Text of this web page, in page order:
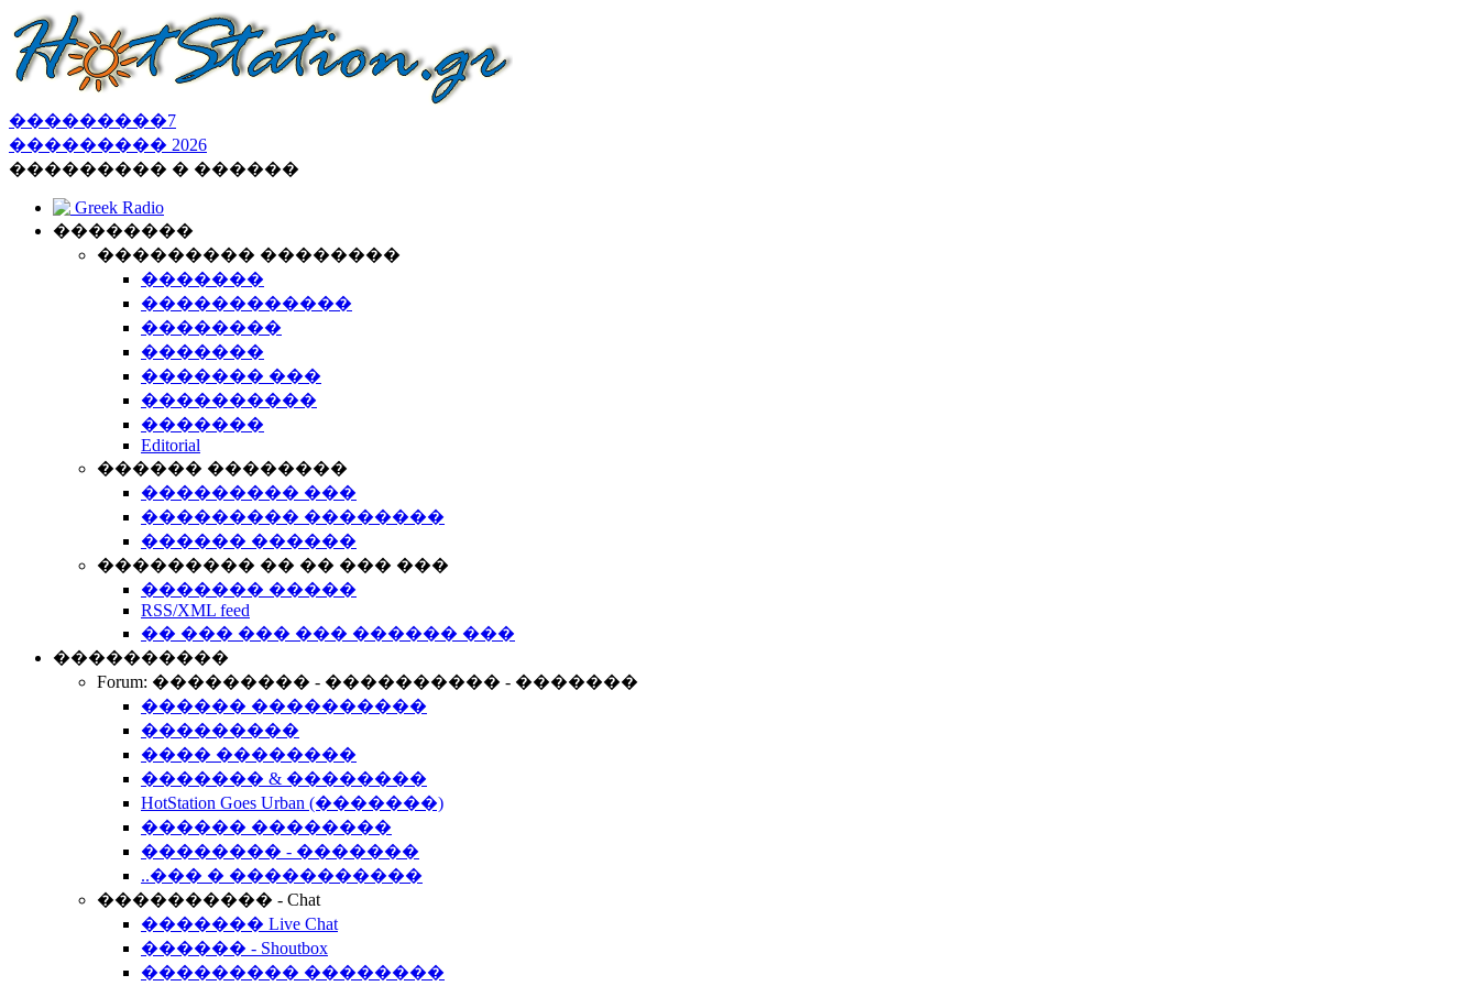
���������7
��������� 2026
��������� � ������
Greek Radio
��������
��������� ��������
�������
������������
��������
�������
������� ���
����������
�������
Editorial
������ ��������
��������� ���
��������� ��������
������ ������
��������� �� �� ��� ���
������� �����
RSS/XML feed
�� ��� ��� ��� ������ ���
����������
Forum: ��������� - ���������� - �������
������ ����������
���������
���� ��������
������� & ��������
HotStation Goes Urban (�������)
������ ��������
�������� - �������
..��� � �����������
���������� - Chat
������� Live Chat
������ - Shoutbox
��������� ��������